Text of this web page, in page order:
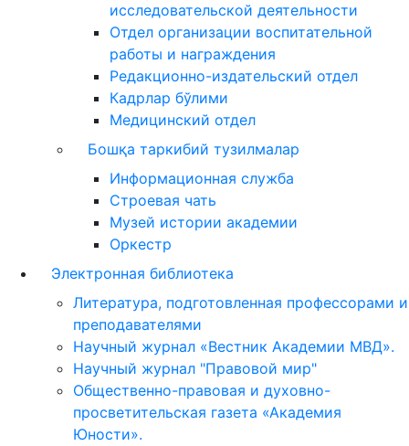
исследовательской деятельности
Отдел организации воспитательной
работы и награждения
Редакционно-издательский отдел
Кадрлар бўлими
Медицинский отдел
Бошқа таркибий тузилмалар
Информационная служба
Строевая чать
Музей истории академии
Оркестр
Электронная библиотека
Литература, подготовленная профессорами и
преподавателями
Научный журнал «Вестник Академии МВД».
Научный журнал "Правовой мир"
Общественно-правовая и духовно-
просветительская газета «Академия
Юности».